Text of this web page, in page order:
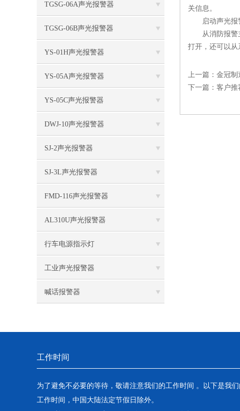
TGSG-06A声光报警器
TGSG-06B声光报警器
YS-01H声光报警器
YS-05A声光报警器
YS-05C声光报警器
DWJ-10声光报警器
SJ-2声光报警器
SJ-3L声光报警器
FMD-116声光报警器
AL310U声光报警器
行车电源指示灯
工业声光报警器
喊话报警器
关信息。
启动声光报
从消防报警主
打开，还可以从
上一篇： 金冠制
下一篇： 客户推
工作时间
为了避免不必要的等待，敬请注意我们的工作时间 。以下是我们
工作时间，中国大陆法定节假日除外。